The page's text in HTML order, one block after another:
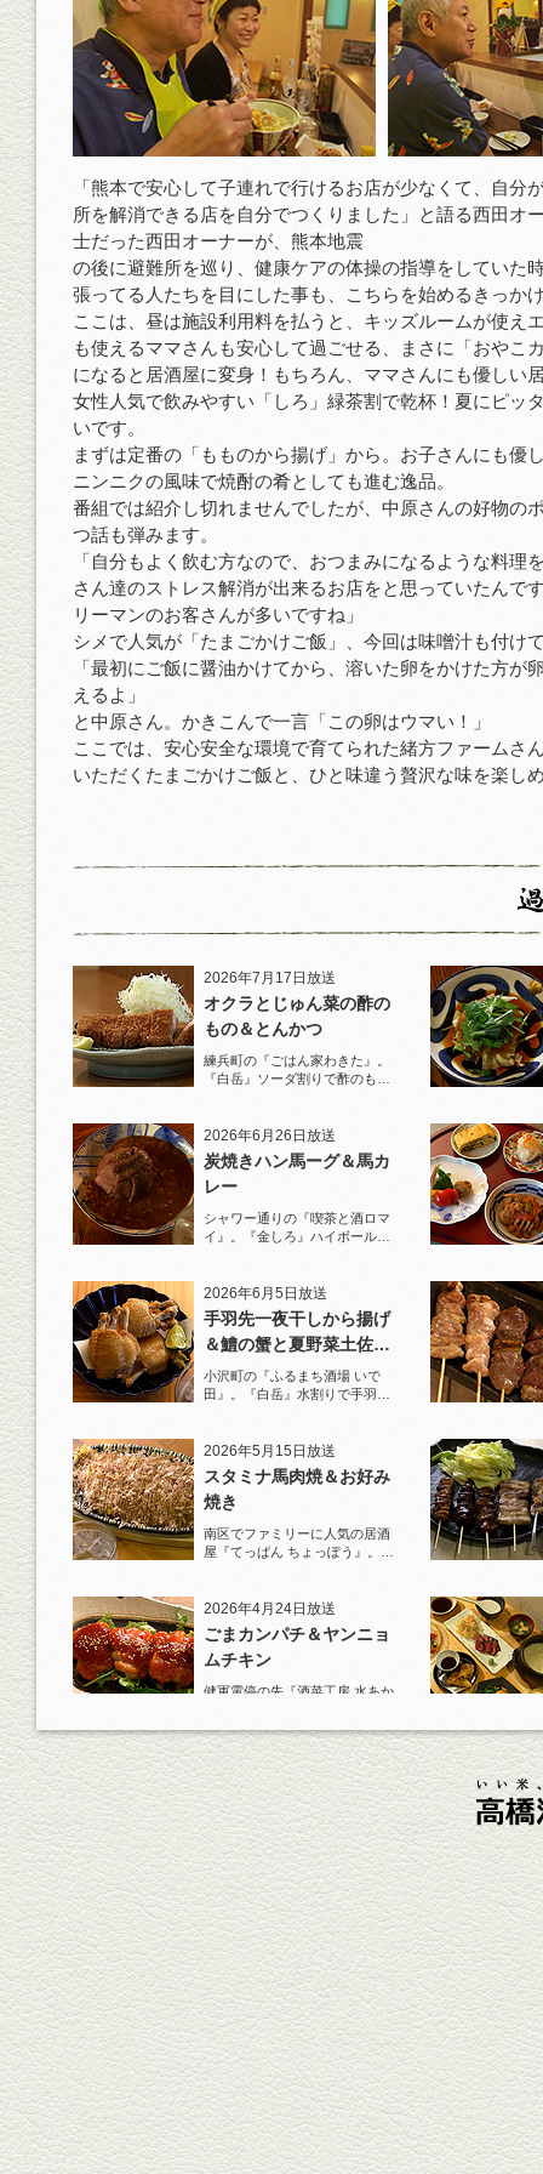
「熊本で安心して子連れで行けるお店が少なくて、自分
所を解消できる店を自分でつくりました」と語る西田オ
士だった西田オーナーが、熊本地震
の後に避難所を巡り、健康ケアの体操の指導をしていた
張ってる人たちを目にした事も、こちらを始めるきっか
ここは、昼は施設利用料を払うと、キッズルームが使え
も使えるママさんも安心して過ごせる、まさに「おやこ
になると居酒屋に変身！もちろん、ママさんにも優しい
女性人気で飲みやすい「しろ」緑茶割で乾杯！夏にピッ
いです。
まずは定番の「もものから揚げ」から。お子さんにも優
ニンニクの風味で焼酎の肴としても進む逸品。
番組では紹介し切れませんでしたが、中原さんの好物の
つ話も弾みます。
「自分もよく飲む方なので、おつまみになるような料理
さん達のストレス解消が出来るお店をと思っていたんで
リーマンのお客さんが多いですね」
シメで人気が「たまごかけご飯」、今回は味噌汁も付け
「最初にご飯に醤油かけてから、溶いた卵をかけた方が
えるよ」
と中原さん。かきこんで一言「この卵はウマい！」
ここでは、安心安全な環境で育てられた緒方ファームさ
いただくたまごかけご飯と、ひと味違う贅沢な味を楽し
2026年7月17日放送
オクラとじゅん菜の酢の
もの＆とんかつ
練兵町の『ごはん家わきた』。
『白岳』ソーダ割りで酢のもの
2026年6月26日放送
炭焼きハン馬ーグ＆馬カ
レー
シャワー通りの『喫茶と酒ロマ
イ』。『金しろ』ハイボールで
2026年6月5日放送
手羽先一夜干しから揚げ
＆鱧の蟹と夏野菜土佐酢
ジュレがけ
小沢町の『ふるまち酒場 いで
田』。『白岳』水割りで手羽先
2026年5月15日放送
スタミナ馬肉焼＆お好み
焼き
南区でファミリーに人気の居酒
屋『てっぱん ちょっぽう』。王
2026年4月24日放送
ごまカンパチ＆ヤンニョ
ムチキン
健軍電停の先『酒菜工房 水あか
杯！まずは『ごまカンパチ』を
肴に。
2026年4月3日放送
元祖 鶏焼売＆牛テールの
土鍋めし
健軍電停そば『湯気立つ料理』
が名物の『yuge(ゆげ)』へ。
『白岳』を使った『旨み緑茶
割』で乾杯！
2026年3月13日放送
焼鳥おまかせ８本
健軍自衛隊通り『焼鳥 菖蒲谷』
で最高級の焼鳥を味わう。『銀
しろ...
2026年2月20日放送
1000円で飲めますｾｯﾄ＆
至福のﾊﾑｶﾂ など
東区の健軍電停のそば『居酒屋